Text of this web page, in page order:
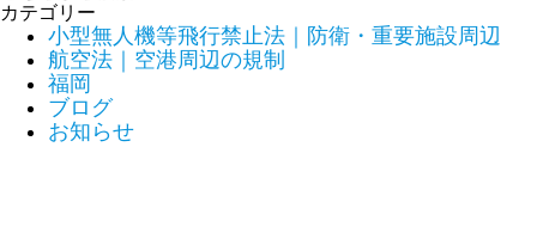
カテゴリー
小型無人機等飛行禁止法｜防衛・重要施設周辺
航空法｜空港周辺の規制
福岡
ブログ
お知らせ